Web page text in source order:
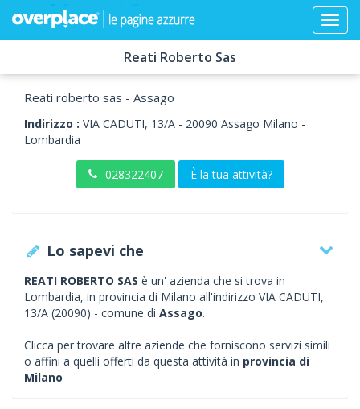
Reati Roberto Sas
Reati roberto sas - Assago
Indirizzo : VIA CADUTI, 13/A - 20090 Assago Milano -
Lombardia
028322407 È la tua attività?
Lo sapevi che
REATI ROBERTO SAS è un' azienda che si trova in
Lombardia, in provincia di Milano all'indirizzo VIA CADUTI,
13/A (20090) - comune di Assago.
Clicca per trovare altre aziende che forniscono servizi simili
o affini a quelli offerti da questa attività in provincia di
Milano